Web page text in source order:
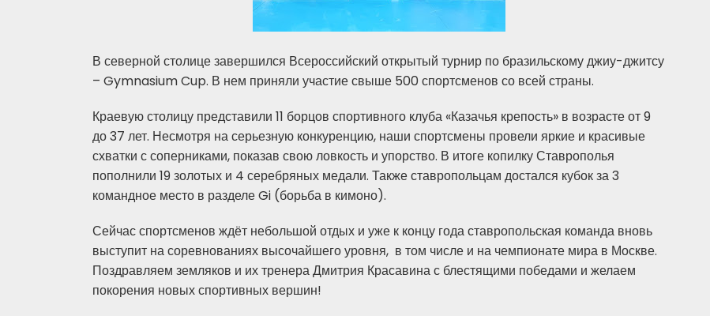
В северной столице завершился Всероссийский открытый турнир по бразильскому джиу-джитсу
– Gymnasium Cup. В нем приняли участие свыше 500 спортсменов со всей страны.
Краевую столицу представили 11 борцов спортивного клуба «Казачья крепость» в возрасте от 9
до 37 лет. Несмотря на серьезную конкуренцию, наши спортсмены провели яркие и красивые
схватки с соперниками, показав свою ловкость и упорство. В итоге копилку Ставрополья
пополнили 19 золотых и 4 серебряных медали. Также ставропольцам достался кубок за 3
командное место в разделе Gi (борьба в кимоно).
Сейчас спортсменов ждёт небольшой отдых и уже к концу года ставропольская команда вновь
выступит на соревнованиях высочайшего уровня, в том числе и на чемпионате мира в Москве.
Поздравляем земляков и их тренера Дмитрия Красавина с блестящими победами и желаем
покорения новых спортивных вершин!